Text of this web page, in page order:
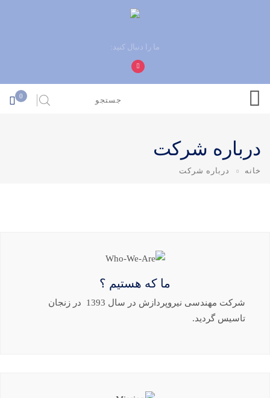
ما را دنبال کنید:
درباره شرکت
خانه درباره شرکت
ما که هستیم ؟
شرکت مهندسی نیروپردازش در سال 1393 در زنجان
تاسیس گردید.